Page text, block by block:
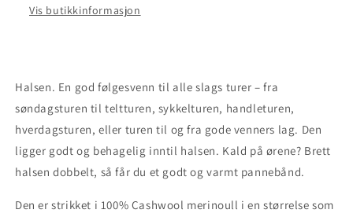
Vis butikkinformasjon
Halsen. En god følgesvenn til alle slags turer – fra
søndagsturen til teltturen, sykkelturen, handleturen,
hverdagsturen, eller turen til og fra gode venners lag. Den
ligger godt og behagelig inntil halsen. Kald på ørene? Brett
halsen dobbelt, så får du et godt og varmt pannebånd.
Den er strikket i 100% Cashwool merinoull i en størrelse som